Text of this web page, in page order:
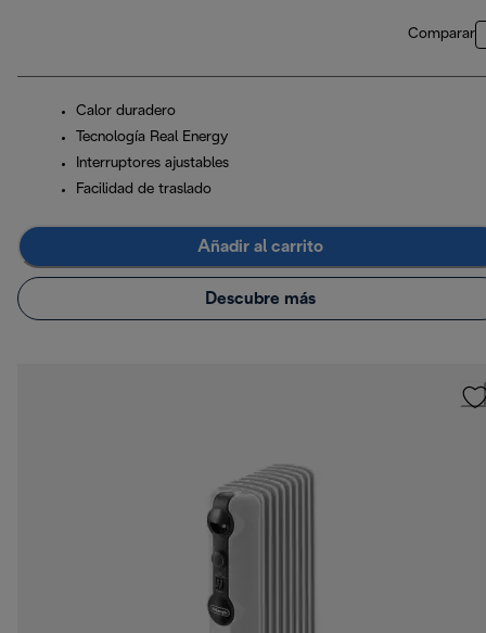
Comparar
Calor duradero
Tecnología Real Energy
Interruptores ajustables
Facilidad de traslado
Añadir al carrito
Descubre más